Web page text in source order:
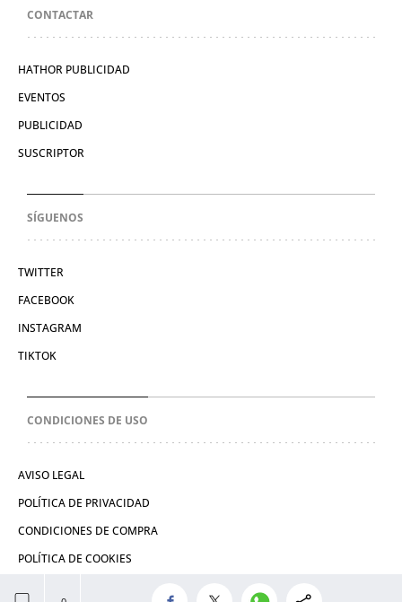
CONTACTAR
HATHOR PUBLICIDAD
EVENTOS
PUBLICIDAD
SUSCRIPTOR
SÍGUENOS
TWITTER
FACEBOOK
INSTAGRAM
TIKTOK
CONDICIONES DE USO
AVISO LEGAL
POLÍTICA DE PRIVACIDAD
CONDICIONES DE COMPRA
POLÍTICA DE COOKIES